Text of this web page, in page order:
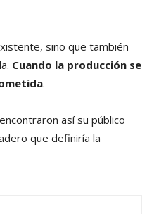
sino que también
Cuando la producción se
.
así su público
que definiría la